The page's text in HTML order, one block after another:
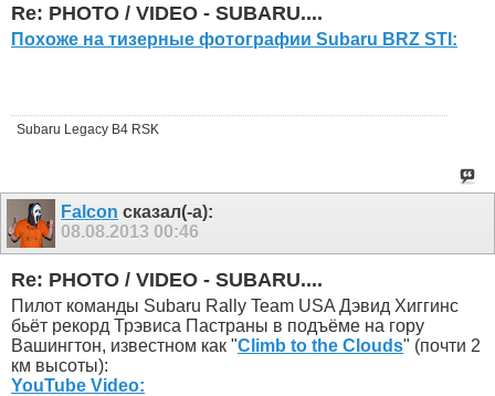
Re: PHOTO / VIDEO - SUBARU....
Похоже на тизерные фотографии Subaru BRZ STI:
Subaru Legacy B4 RSK
Falcon сказал(-а):
08.08.2013 00:46
Re: PHOTO / VIDEO - SUBARU....
Пилот команды Subaru Rally Team USA Дэвид Хиггинс
бьёт рекорд Трэвиса Пастраны в подъёме на гору
Вашингтон, известном как "Climb to the Clouds" (почти 2
км высоты):
YouTube Video: